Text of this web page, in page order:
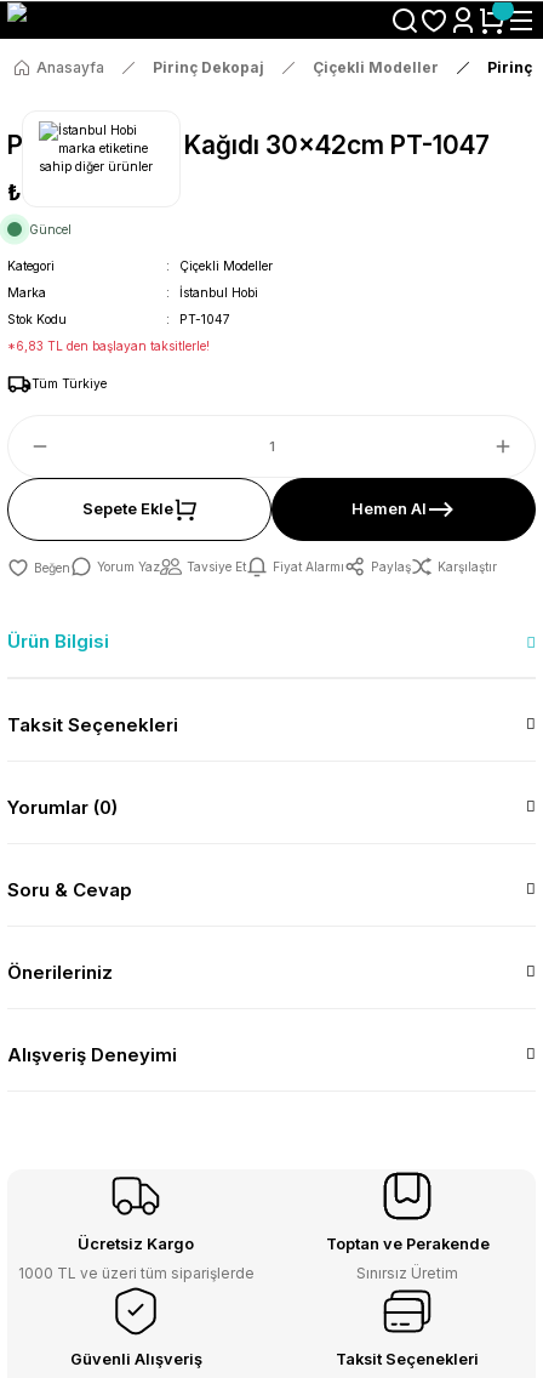
Size Özel "HG10" Koduyla Sepette Hemen %10 İndirimi Kaçırma
Anasayfa Pirinç Dekopaj Çiçekli Modeller Pirinç
Pirinç Dekopaj Kağıdı 30x42cm PT-1047
₺36
Güncel
Kategori
Çiçekli Modeller
Marka
İstanbul Hobi
Stok Kodu
PT-1047
*6,83 TL den başlayan taksitlerle!
Tüm Türkiye
Sepete Ekle Hemen Al
Yorum Yaz Tavsiye Et Fiyat Alarmı Paylaş Karşılaştır
Ürün Bilgisi
Taksit Seçenekleri
Yorumlar (0)
Soru & Cevap
Önerileriniz
Alışveriş Deneyimi
Ücretsiz Kargo
1000 TL ve üzeri tüm siparişlerde
Toptan ve Perakende
Sınırsız Üretim
Güvenli Alışveriş
Taksit Seçenekleri